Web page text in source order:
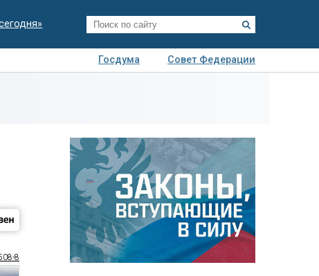
Госдума
Совет Федерации
8